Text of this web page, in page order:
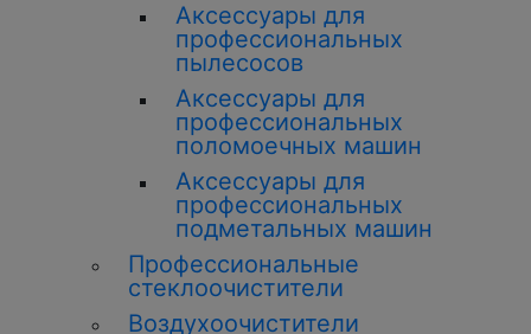
Аксессуары для
профессиональных
пылесосов
Аксессуары для
профессиональных
поломоечных машин
Аксессуары для
профессиональных
подметальных машин
Профессиональные
стеклоочистители
Воздухоочистители